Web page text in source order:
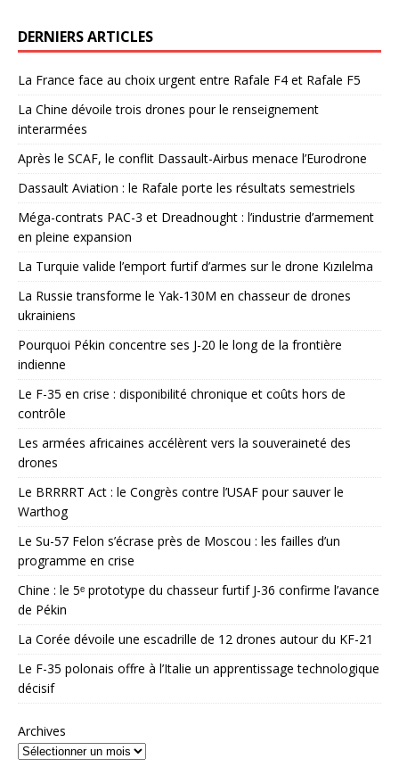
DERNIERS ARTICLES
La France face au choix urgent entre Rafale F4 et Rafale F5
La Chine dévoile trois drones pour le renseignement
interarmées
Après le SCAF, le conflit Dassault-Airbus menace l’Eurodrone
Dassault Aviation : le Rafale porte les résultats semestriels
Méga-contrats PAC-3 et Dreadnought : l’industrie d’armement
en pleine expansion
La Turquie valide l’emport furtif d’armes sur le drone Kızılelma
La Russie transforme le Yak-130M en chasseur de drones
ukrainiens
Pourquoi Pékin concentre ses J-20 le long de la frontière
indienne
Le F-35 en crise : disponibilité chronique et coûts hors de
contrôle
Les armées africaines accélèrent vers la souveraineté des
drones
Le BRRRRT Act : le Congrès contre l’USAF pour sauver le
Warthog
Le Su-57 Felon s’écrase près de Moscou : les failles d’un
programme en crise
Chine : le 5ᵉ prototype du chasseur furtif J-36 confirme l’avance
de Pékin
La Corée dévoile une escadrille de 12 drones autour du KF-21
Le F-35 polonais offre à l’Italie un apprentissage technologique
décisif
Archives